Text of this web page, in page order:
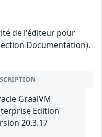
de l'éditeur pour
Documentation).
GraalVM
Edition
20.3.17